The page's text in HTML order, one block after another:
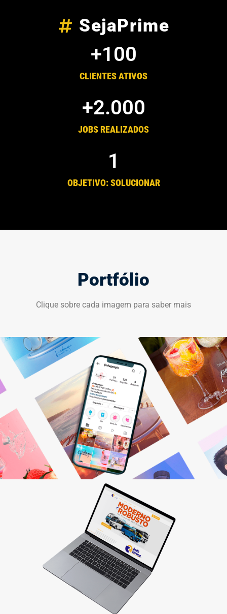
SejaPrime
CLIENTES ATIVOS
+100
JOBS REALIZADOS
+2.000
OBJETIVO: SOLUCIONAR
1
Portfólio
Clique sobre cada imagem para saber mais
Gestão de Redes Sociais
Otimizamos resultados! Fazemos o planejamento,
produção e monitoramento dos seus canais digitais.
Saiba mais
Quer vender pela internet? Desenvolvemos sites
personalizados que fazem seu cliente comprar!
Saiba mais